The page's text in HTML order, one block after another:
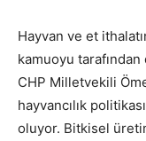
Hayvan ve et
kamuoyu
CHP Milletvekili
hayvancılık
oluyor. Bitkisel